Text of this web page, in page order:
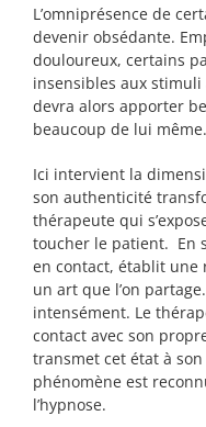
L’omniprésence de
devenir obsédante.
douloureux, certains
insensibles aux
devra alors apporter
beaucoup de lui même.
Ici intervient la
son authenticité
thérapeute qui
toucher le patient. En
en contact, établit une
un art que l’on
intensément. Le
contact avec son
transmet cet état à
phénomène est
l’hypnose.